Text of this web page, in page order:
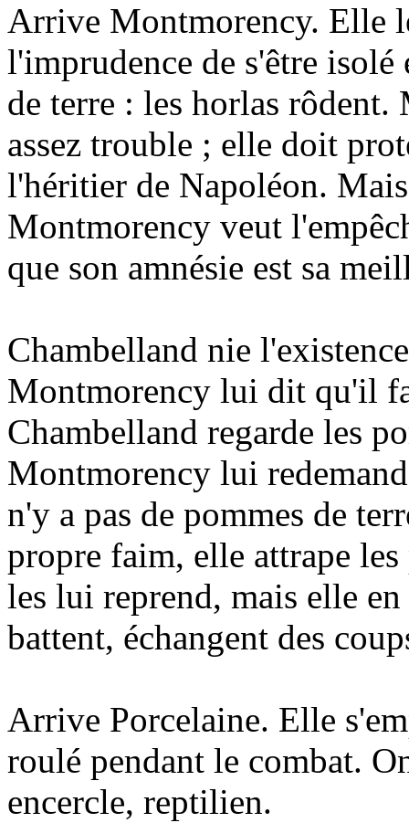
Arrive Montmorency. Elle
l'imprudence de s'être isolé
de terre : les horlas
assez trouble ; elle doit
l'héritier de Napoléon.
Montmorency veut
que son amnésie est sa
Chambelland nie
Montmorency lui dit qu'il
Chambelland regarde les
Montmorency lui
n'y a pas de pommes de
propre faim, elle attrape
les lui reprend, mais elle
battent, échangent des
Arrive Porcelaine. Elle
roulé pendant le combat.
encercle, reptilien.